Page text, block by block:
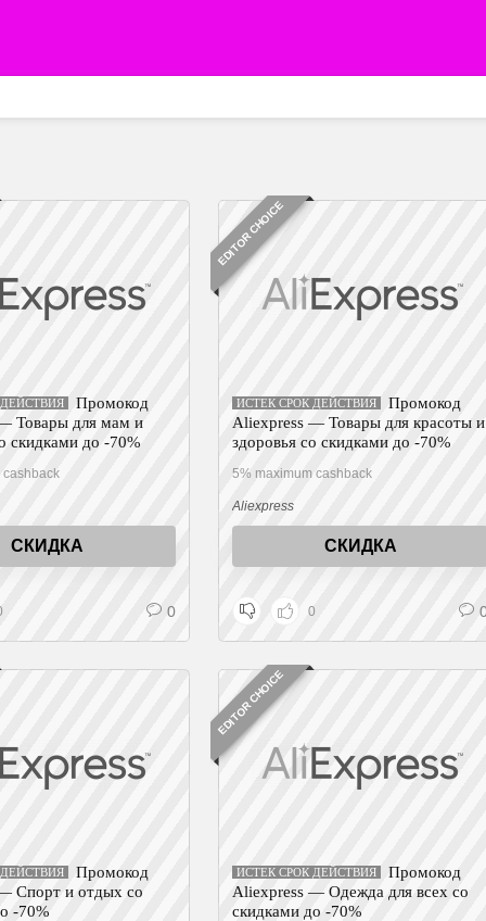
Промокод
Товары для мам и
скидками до -70%
cashback
0
СКИДКА
EDITOR CHOICE
ИСТЕК СРОК ДЕЙСТВИЯ
Промокод
Aliexpress — Товары для красоты и
здоровья со скидками до -70%
5% maximum cashback
Aliexpress
0
СКИДКА
Промокод
Спорт и отдых со
-70%
EDITOR CHOICE
ИСТЕК СРОК ДЕЙСТВИЯ
Промокод
Aliexpress — Одежда для всех со
скидками до -70%